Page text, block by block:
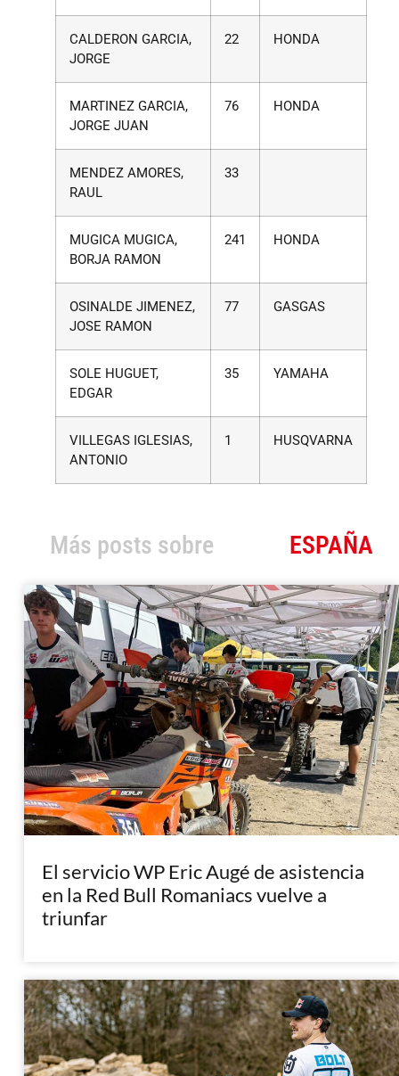
CALDERON GARCIA,
JORGE
22 HONDA
MARTINEZ GARCIA,
JORGE JUAN
76 HONDA
MENDEZ AMORES,
RAUL
33
MUGICA MUGICA,
BORJA RAMON
241 HONDA
OSINALDE JIMENEZ,
JOSE RAMON
77 GASGAS
SOLE HUGUET,
EDGAR
35 YAMAHA
VILLEGAS IGLESIAS,
ANTONIO
1 HUSQVARNA
Más posts sobre ESPAÑA
El servicio WP Eric Augé de asistencia
en la Red Bull Romaniacs vuelve a
triunfar